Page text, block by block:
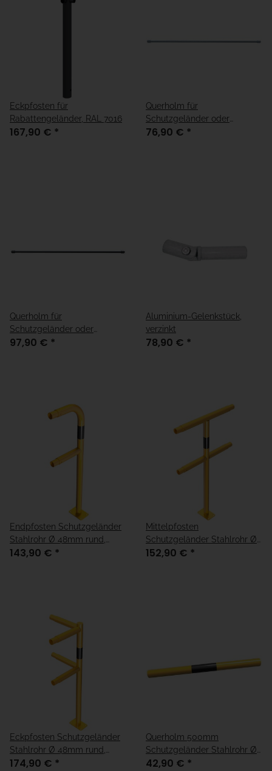
Eckpfosten für
Rabattengeländer, RAL 7016
167,90 € *
Querholm für
Schutzgeländer oder
Rabattengeländer, verzinkt
76,90 € *
Querholm für
Schutzgeländer oder
Rabattengeländer, RAL 7016
97,90 € *
Aluminium-Gelenkstück,
verzinkt
78,90 € *
Endpfosten Schutzgeländer
Stahlrohr Ø 48mm rund,
Höhe 1000mm, zum
143,90 € *
Mittelpfosten
Schutzgeländer Stahlrohr Ø
48mm rund, Höhe 1000mm,
152,90 € *
Eckpfosten Schutzgeländer
Stahlrohr Ø 48mm rund,
Höhe 1000mm, zum
174,90 € *
Querholm 500mm
Schutzgeländer Stahlrohr Ø
48mm rund
42,90 € *